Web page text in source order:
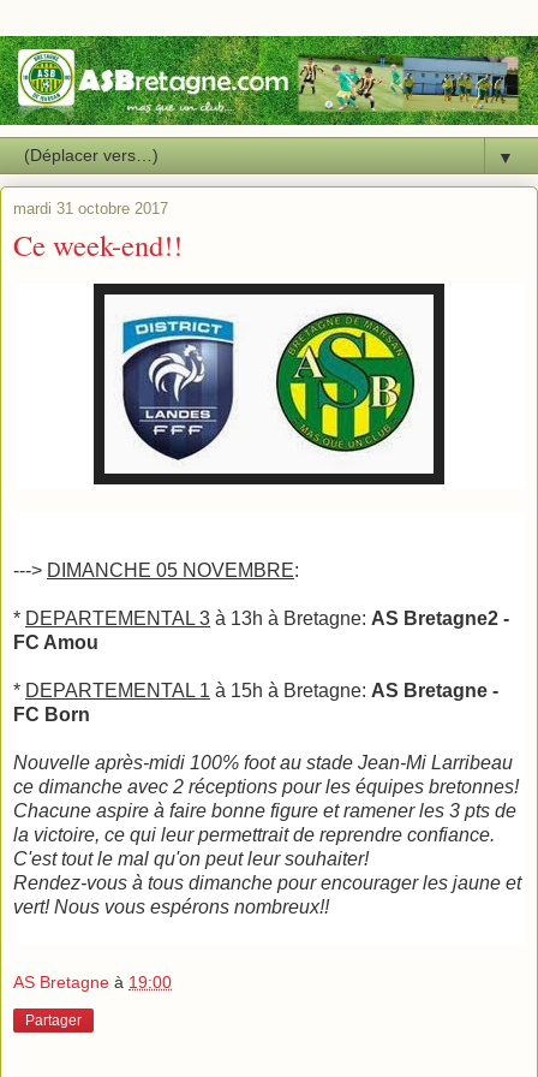
▼
mardi 31 octobre 2017
Ce week-end!!
---> DIMANCHE 05 NOVEMBRE:
* DEPARTEMENTAL 3 à 13h à Bretagne: AS Bretagne2 -
FC Amou
* DEPARTEMENTAL 1 à 15h à Bretagne: AS Bretagne -
FC Born
Nouvelle après-midi 100% foot au stade Jean-Mi Larribeau
ce dimanche avec 2 réceptions pour les équipes bretonnes!
Chacune aspire à faire bonne figure et ramener les 3 pts de
la victoire, ce qui leur permettrait de reprendre confiance.
C'est tout le mal qu'on peut leur souhaiter!
Rendez-vous à tous dimanche pour encourager les jaune et
vert! Nous vous espérons nombreux!!
AS Bretagne à 19:00
Partager